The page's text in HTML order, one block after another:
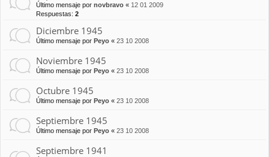
Último mensaje por novbravo « 12 01 2009
Respuestas: 2
Diciembre 1945
Último mensaje por Peyo « 23 10 2008
Noviembre 1945
Último mensaje por Peyo « 23 10 2008
Octubre 1945
Último mensaje por Peyo « 23 10 2008
Septiembre 1945
Último mensaje por Peyo « 23 10 2008
Septiembre 1941